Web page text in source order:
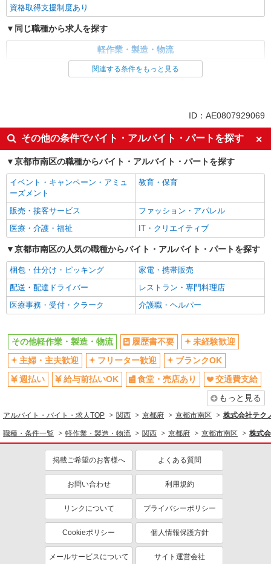
資格取得支援制度あり
同じ職種から求人を探す
軽作業・製造・物流
同じ特徴から求人を探す関連する条件をもっと見る
ID：AE0807929069
その他の条件でバイト・アルバイト・パートを探す
京都市南区の職種からバイト・アルバイト・パートを探す
イベント・キャンペーン・アミュ
ーズメント
教育・保育
販売・接客サービス
ファッション・アパレル
医療・介護・福祉
IT・クリエイティブ
京都市南区の人気の職種からバイト・アルバイト・パートを探す
梱包・仕分け・ピッキング
家電・携帯販売
配送・配達ドライバー
レストラン・専門料理店
医療事務・受付・クラーク
介護職・ヘルパー
その他軽作業・製造・物流 履歴書不要
未経験歓迎
主婦・主夫歓迎
フリーター歓迎
ブランクOK
週払い
給与前払いOK 食堂・売店あり
交通費支給
もっと見る
アルバイト・バイト・求人TOP 関西 京都府 京都市南区 株式会社テク
職種・条件一覧 軽作業・製造・物流 関西 京都府 京都市南区 株式
掲載ご希望のお客様へ よくある質問
お問い合わせ 利用規約
リンクについて プライバシーポリシー
Cookieポリシー 個人情報保護方針
メールサービスについて サイト運営会社